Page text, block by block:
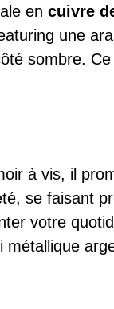
en cuivre
une
sombre.
à vis, il
se faisant
votre
métallique